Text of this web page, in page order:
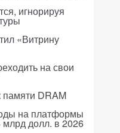
игнорируя
«Витрину
на свои
DRAM
на платформы
млрд долл. в 2026